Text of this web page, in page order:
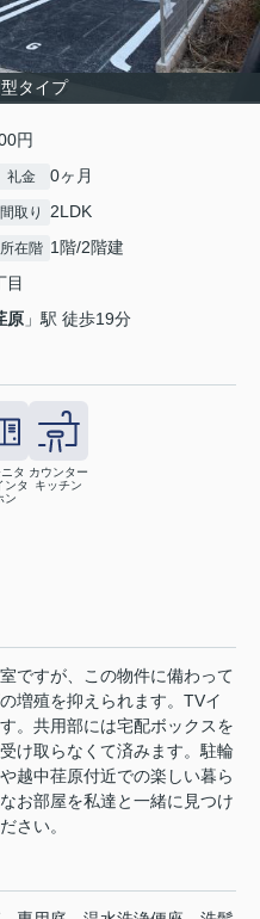
型タイプ
円
礼金 0ヶ月
間取り 2LDK
所在階 1階/2階建
目
原 」駅 徒歩19分
タ
ンタ
ン
カウンター
キッチン
ですが、この物件に備わって
増殖を抑えられます。TVイ
。共用部には宅配ボックスを
け取らなくて済みます。駐輪
越中荏原付近での楽しい暮ら
お部屋を私達と一緒に見つけ
さい。